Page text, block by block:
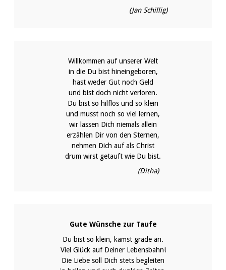
(Jan Schillig)
Willkommen auf unserer Welt
in die Du bist hineingeboren,
hast weder Gut noch Geld
und bist doch nicht verloren.
Du bist so hilflos und so klein
und musst noch so viel lernen,
wir lassen Dich niemals allein
erzählen Dir von den Sternen,
nehmen Dich auf als Christ
drum wirst getauft wie Du bist.
(Ditha)
Gute Wünsche zur Taufe
Du bist so klein, kamst grade an.
Viel Glück auf Deiner Lebensbahn!
Die Liebe soll Dich stets begleiten